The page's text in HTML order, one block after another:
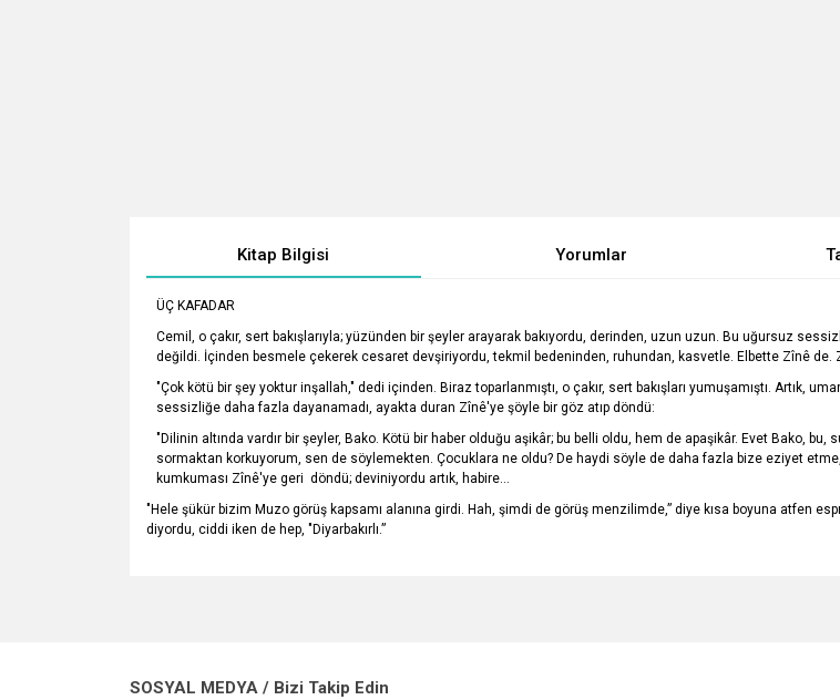
Kitap Bilgisi Yorumlar
ÜÇ KAFADAR
Cemil, o çakır, sert bakışlarıyla; yüzünden bir şeyler arayarak bakıyordu, derinden, uzun uzun. Bu uğursuz
değildi. İçinden besmele çekerek cesaret devşiriyordu, tekmil bedeninden, ruhundan, kasvetle. Elbette Zînê de.
"Çok kötü bir şey yoktur inşallah," dedi içinden. Biraz toparlanmıştı, o çakır, sert bakışları yumuşamıştı. Artık,
sessizliğe daha fazla dayanamadı, ayakta duran Zînê'ye şöyle bir göz atıp döndü:
"Dilinin altında vardır bir şeyler, Bako. Kötü bir haber olduğu aşikâr; bu belli oldu, hem de apaşikâr. Evet Bako,
sormaktan korkuyorum, sen de söylemekten. Çocuklara ne oldu? De haydi söyle de daha fazla bize eziyet
kumkuması Zînê'ye geri döndü; deviniyordu artık, habire...
"Hele şükür bizim Muzo görüş kapsamı alanına girdi. Hah, şimdi de görüş menzilimde,” diye kısa boyuna atfen
diyordu, ciddi iken de hep, "Diyarbakırlı.”
Ürün açıklamasında eksik bilgiler bulunuyor.
SOSYAL MEDYA / Bizi Takip Edin